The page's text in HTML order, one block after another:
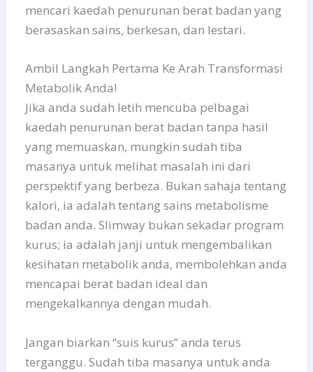
mencari kaedah penurunan berat badan yang
berasaskan sains, berkesan, dan lestari.
Ambil Langkah Pertama Ke Arah Transformasi
Metabolik Anda!
Jika anda sudah letih mencuba pelbagai
kaedah penurunan berat badan tanpa hasil
yang memuaskan, mungkin sudah tiba
masanya untuk melihat masalah ini dari
perspektif yang berbeza. Bukan sahaja tentang
kalori, ia adalah tentang sains metabolisme
badan anda. Slimway bukan sekadar program
kurus; ia adalah janji untuk mengembalikan
kesihatan metabolik anda, membolehkan anda
mencapai berat badan ideal dan
mengekalkannya dengan mudah.
Jangan biarkan “suis kurus” anda terus
terganggu. Sudah tiba masanya untuk anda